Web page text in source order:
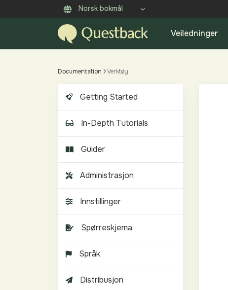
Norsk bokmål
Veiledninger
Documentation Verktøy
Getting Started
In-Depth Tutorials
Guider
Administrasjon
Innstillinger
Spørreskjema
Språk
Distribusjon